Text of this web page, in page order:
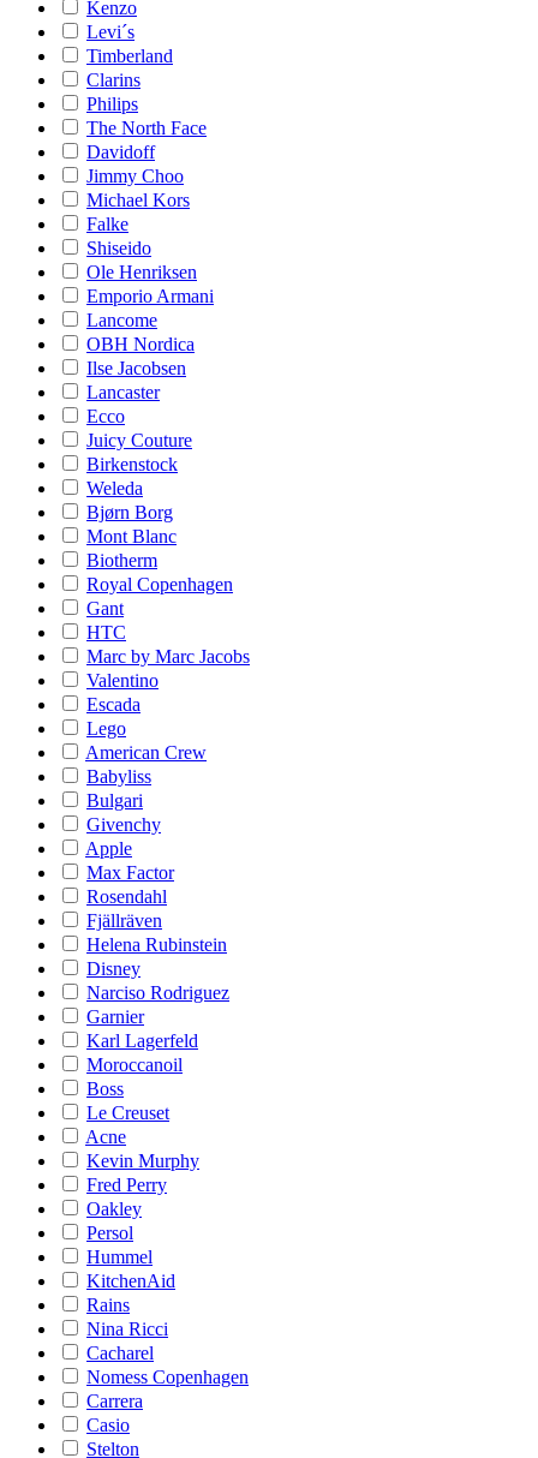
Kenzo
Levi´s
Timberland
Clarins
Philips
The North Face
Davidoff
Jimmy Choo
Michael Kors
Falke
Shiseido
Ole Henriksen
Emporio Armani
Lancome
OBH Nordica
Ilse Jacobsen
Lancaster
Ecco
Juicy Couture
Birkenstock
Weleda
Bjørn Borg
Mont Blanc
Biotherm
Royal Copenhagen
Gant
HTC
Marc by Marc Jacobs
Valentino
Escada
Lego
American Crew
Babyliss
Bulgari
Givenchy
Apple
Max Factor
Rosendahl
Fjällräven
Helena Rubinstein
Disney
Narciso Rodriguez
Garnier
Karl Lagerfeld
Moroccanoil
Boss
Le Creuset
Acne
Kevin Murphy
Fred Perry
Oakley
Persol
Hummel
KitchenAid
Rains
Nina Ricci
Cacharel
Nomess Copenhagen
Carrera
Casio
Stelton